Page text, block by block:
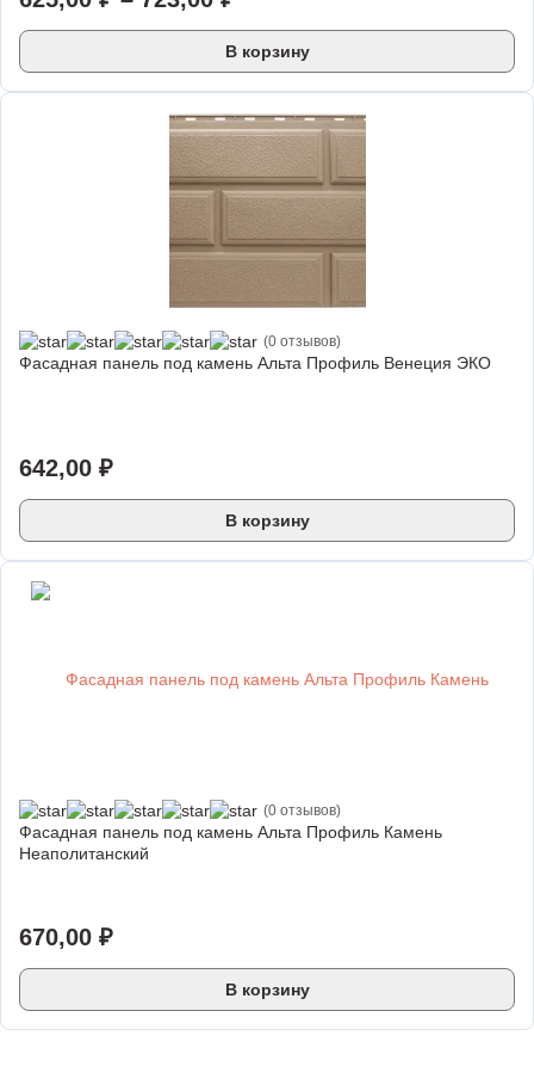
В корзину
(0 отзывов)
Фасадная панель под камень Альта Профиль Венеция ЭКО
642,00 ₽
В корзину
(0 отзывов)
Фасадная панель под камень Альта Профиль Камень
Неаполитанский
670,00 ₽
В корзину